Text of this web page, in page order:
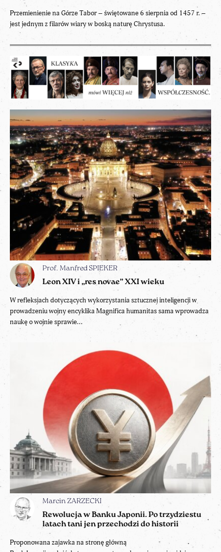
Przemienienie na Górze Tabor – świętowane 6 sierpnia od 1457 r. –
jest jednym z filarów wiary w boską naturę Chrystusa.
Prof. Manfred SPIEKER
Leon XIV i „res novae” XXI wieku
W refleksjach dotyczących wykorzystania sztucznej inteligencji w
prowadzeniu wojny encyklika Magnifica humanitas sama wprowadza
naukę o wojnie sprawie...
Marcin ZARZECKI
Rewolucja w Banku Japonii. Po trzydziestu
latach tani jen przechodzi do historii
Proponowana zajawka na stronę główną